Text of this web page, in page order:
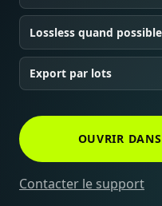
Lossless quand possible
Export par lots
OUVRIR
Contacter le support